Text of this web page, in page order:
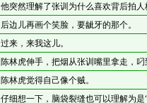
他突然理解了张训为什么喜欢背后拍人
后边儿再画个笑脸，要龇牙的那个。
过来，来我这儿。
陈林虎伸手，把烟从张训嘴里拿走，
陈林虎觉得自己像个贼。
仔细想一下，脑袋裂缝也可以理解为是